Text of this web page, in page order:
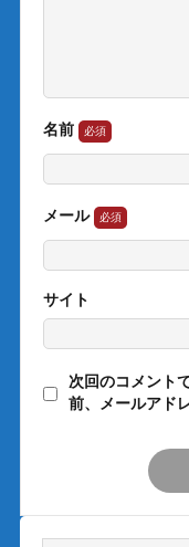
名前
メール
サイト
次回のコメント
前、メールアド